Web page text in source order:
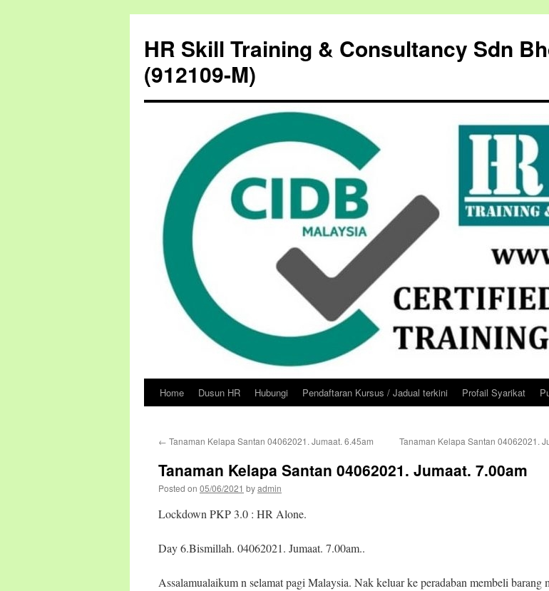
HR Skill Training & Consultancy Sdn
(912109-M)
Skip
content
Home Dusun HR Hubungi Pendaftaran Kursus / Jadual terkini Profail Syarikat
← Tanaman Kelapa Santan 04062021. Jumaat. 6.45am Tanaman Kelapa Santan 04062021.
Tanaman Kelapa Santan 04062021. Jumaat. 7.00am
Posted on 05/06/2021 byadmin
Lockdown PKP 3.0 : HR Alone.
Day 6.Bismillah. 04062021. Jumaat. 7.00am..
Assalamualaikum n selamat pagi Malaysia. Nak keluar ke peradaban membeli barang